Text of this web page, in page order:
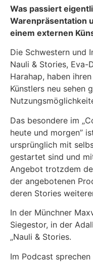
Was passiert
Warenpräsentation
einem externen
Die Schwestern und
Nauli & Stories, Eva-
Harahap, haben
Künstlers neu sehen
Das besondere im
heute und morgen”
ursprünglich mit
gestartet sind und
Angebot trotzdem
der angebotenen
deren Stories
In der Münchner
Siegestor, in der
„Nauli & Stories.
Im Podcast